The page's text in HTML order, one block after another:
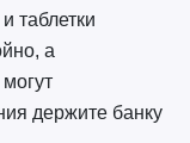
таблетки
а
держите банку